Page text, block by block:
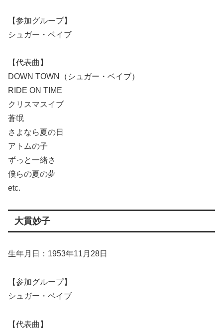
【参加グループ】
シュガー・ベイブ
【代表曲】
DOWN TOWN（シュガー・ベイブ）
RIDE ON TIME
クリスマスイブ
蒼氓
さよなら夏の日
アトムの子
ずっと一緒さ
僕らの夏の夢
etc.
大貫妙子
生年月日：1953年11月28日
【参加グループ】
シュガー・ベイブ
【代表曲】